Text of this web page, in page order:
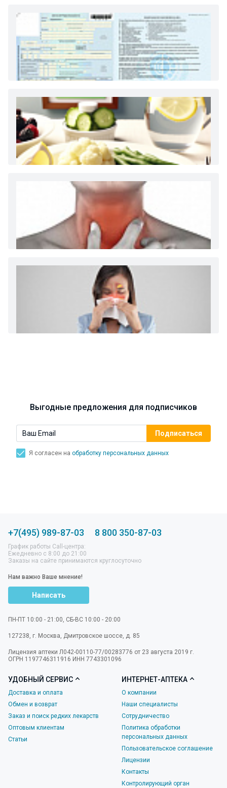
Как и сколько денег можно получить по
Диета 7 стол при заболеваниях почек (острый и
Ларингит: все о ларингите и его лечении. Как
спасти свой голос.
Выгодные предложения для подписчиков
Я согласен на обработку персональных данных
+7(495) 989-87-03 8 800 350-87-03
График работы Call-центра:
Ежедневно с 8:00 до 21:00
Заказы на сайте принимаются круглосуточно
Нам важно Ваше мнение!
Написать
ПН-ПТ 10:00 - 21:00, СБ-ВС 10:00 - 20:00
127238 г. Москва Дмитровское шоссе, д. 85
Лицензия аптеки Л042-00110-77/00283776 от 23 августа 2019 г.
ОГРН 1197746311916 ИНН 7743301096
УДОБНЫЙ СЕРВИС
Доставка и оплата
Обмен и возврат
Заказ и поиск редких лекарств
Оптовым клиентам
Статьи
ИНТЕРНЕТ-АПТЕКА
О компании
Наши специалисты
Сотрудничество
Политика обработки
персональных данных
Пользовательское соглашение
Лицензии
Контакты
Контролирующий орган